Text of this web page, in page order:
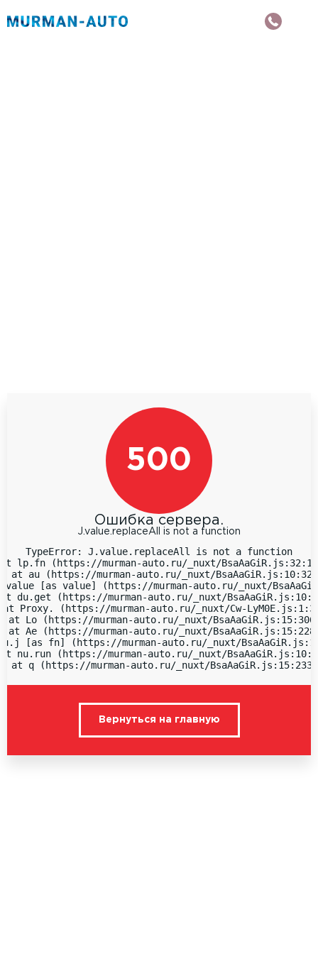
500
Ошибка сервера.
J.value.replaceAll is not a function
TypeError: J.value.replaceAll is not a function
lp.fn (https://murman-auto.ru/_nuxt/
at au (https://murman-auto.ru/_nuxt/
value [as value] (https://murman-auto.ru/_nuxt/
du.get (https://murman-auto.ru/_nuxt/
at Proxy.
(https://murman-auto.ru/_nuxt/Cw-
at Lo (https://murman-auto.ru/_nuxt/
at Ae (https://murman-auto.ru/_nuxt/
[as fn] (https://murman-auto.ru/_nuxt/
nu.run (https://murman-auto.ru/_nuxt/
at q (https://murman-auto.ru/_nuxt/
Вернуться на главную